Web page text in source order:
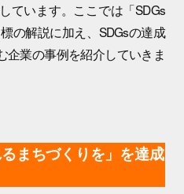
ています。ここでは「SDGs
の解説に加え、SDGsの達成
企業の事例を紹介していきま
まちづくりを」を達成